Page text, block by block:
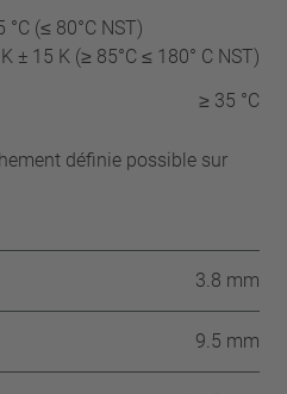
°C (≤ 80°C NST)
± 15 K (≥ 85°C ≤ 180° C NST)
≥ 35 °C
définie possible sur
3.8 mm
9.5 mm